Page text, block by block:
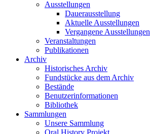
Ausstellungen
Dauerausstellung
Aktuelle Ausstellungen
Vergangene Ausstellungen
Veranstaltungen
Publikationen
Archiv
Historisches Archiv
Fundstücke aus dem Archiv
Bestände
Benutzerinformationen
Bibliothek
Sammlungen
Unsere Sammlung
Oral History Projekt